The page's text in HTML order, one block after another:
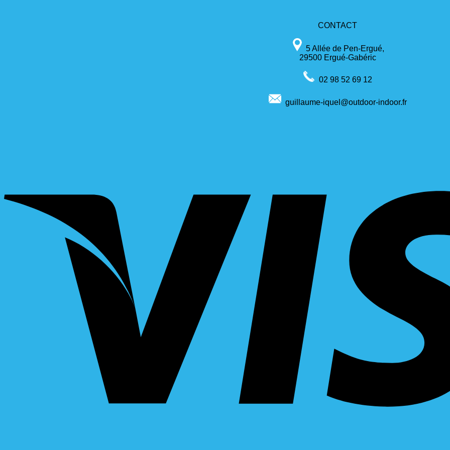
CONTACT
5 Allée de Pen-Ergué,
29500 Ergué-Gabéric
02 98 52 69 12
guillaume-iquel@outdoor-indoor.fr